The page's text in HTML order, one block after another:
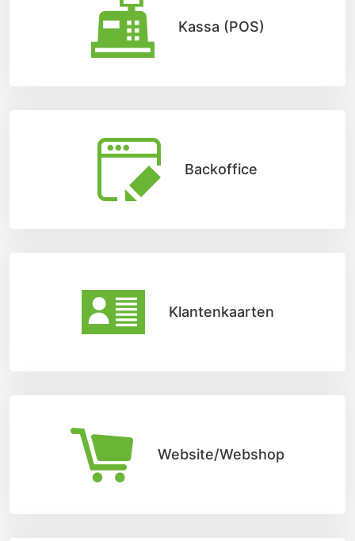
Kassa (POS)
Backoffice
Klantenkaarten
Website/Webshop